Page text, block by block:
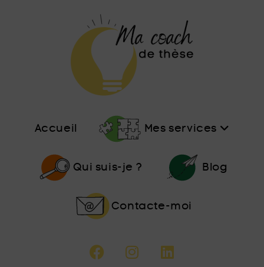
Accueil Mes services
Qui suis-je ? Blog
Contacte-moi